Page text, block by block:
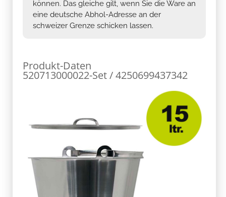
können. Das gleiche gilt, wenn Sie die Ware an
eine deutsche Abhol-Adresse an der
schweizer Grenze schicken lassen.
Produkt-Daten
520713000022-Set / 4250699437342